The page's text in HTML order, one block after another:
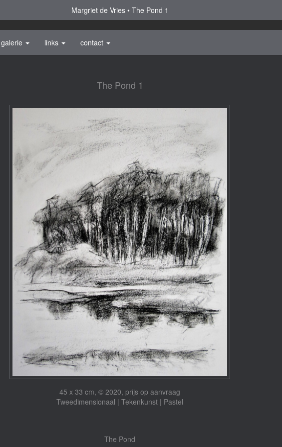
Margriet de Vries The Pond 1
galerie links contact
The Pond 1
45 x 33 cm, © 2020, prijs op aanvraag
Tweedimensionaal | Tekenkunst | Pastel
The Pond